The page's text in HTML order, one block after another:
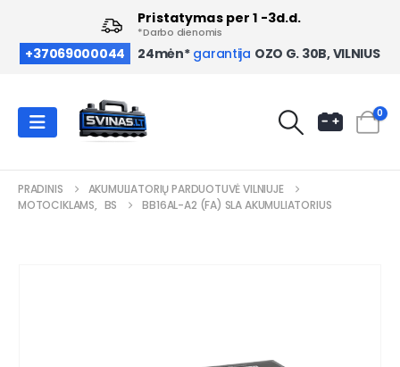
+37069000044 24mėn* garantija OZO G. 30B, VILNIUS
Pristatymas per 1 -3d.d.
*Darbo dienomis
0
PRADINIS
AKUMULIATORIŲ PARDUOTUVĖ VILNIUJE
MOTOCIKLAMS, BS BB16AL-A2 (FA) SLA AKUMULIATORIUS